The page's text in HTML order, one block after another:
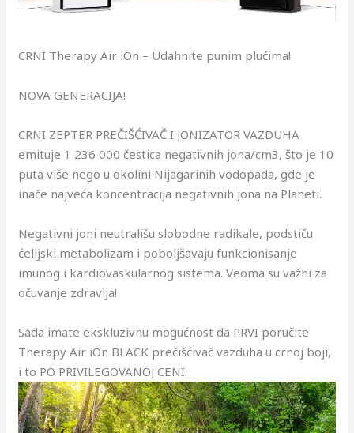
CRNI Therapy Air iOn – Udahnite punim plućima!
NOVA GENERACIJA!
CRNI ZEPTER PREČIŠĆIVAČ I JONIZATOR VAZDUHA
emituje 1 236 000 čestica negativnih jona/cm3, što je 10
puta više nego u okolini Nijagarinih vodopada, gde je
inače najveća koncentracija negativnih jona na Planeti.
Negativni joni neutrališu slobodne radikale, podstiču
ćelijski metabolizam i poboljšavaju funkcionisanje
imunog i kardiovaskularnog sistema. Veoma su važni za
očuvanje zdravlja!
Sada imate ekskluzivnu mogućnost da PRVI poručite
Therapy Air iOn BLACK prečišćivač vazduha u crnoj boji,
i to PO PRIVILEGOVANOJ CENI.